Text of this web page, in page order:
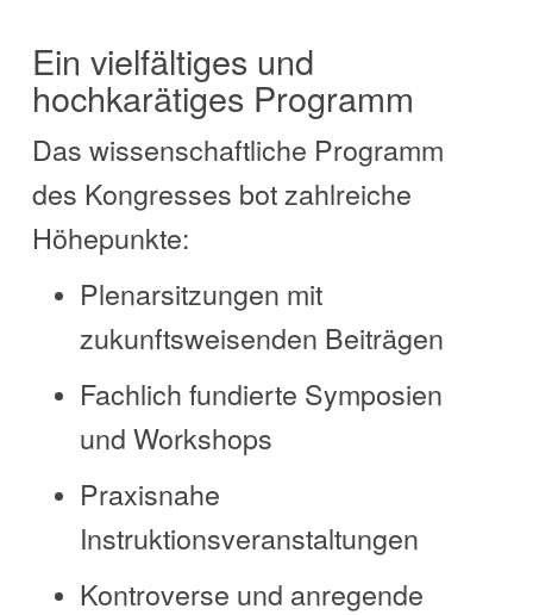
Ein vielfältiges und
hochkarätiges Programm
Das wissenschaftliche Programm
des Kongresses bot zahlreiche
Höhepunkte:
Plenarsitzungen mit
zukunftsweisenden Beiträgen
Fachlich fundierte Symposien
und Workshops
Praxisnahe
Instruktionsveranstaltungen
Kontroverse und anregende